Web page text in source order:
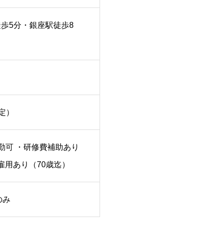
5分・銀座駅徒歩8
）
可 ・研修費補助あり
あり（70歳迄）
み